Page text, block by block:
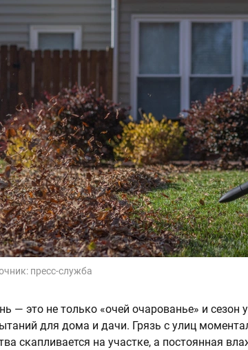
пресс-служба
— это не только «очей очарованье» и
для дома и дачи. Грязь с улиц
скапливается на участке, а постоянная